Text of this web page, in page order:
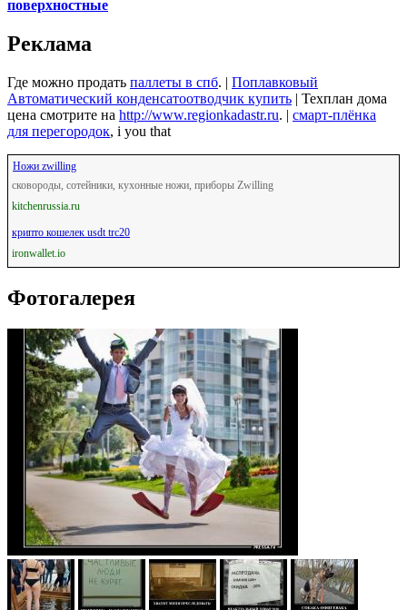
поверхностные
Реклама
Где можно продать паллеты в спб. | Поплавковый
Автоматический конденсатоотводчик купить | Техплан дома
цена смотрите на http://www.regionkadastr.ru. | смарт-плёнка
для перегородок, i you that
Ножи zwilling
сковороды, сотейники, кухонные ножи, приборы Zwilling
kitchenrussia.ru
крипто кошелек usdt trc20
ironwallet.io
Фотогалерея